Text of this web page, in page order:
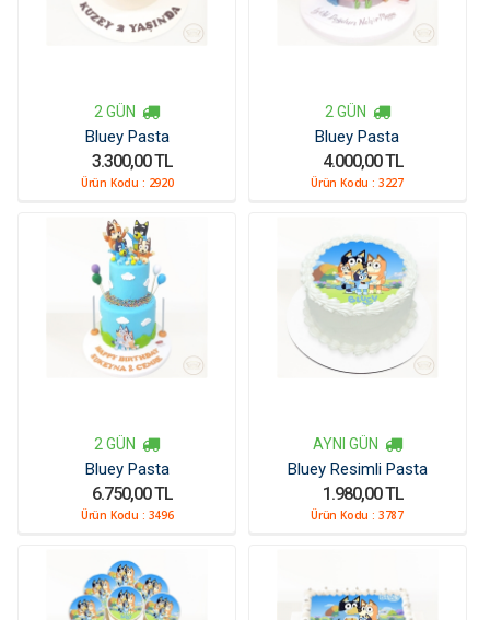
2 GÜN
Bluey Pasta
3.300,00 TL
Ürün Kodu : 2920
2 GÜN
Bluey Pasta
4.000,00 TL
Ürün Kodu : 3227
2 GÜN
Bluey Pasta
6.750,00 TL
Ürün Kodu : 3496
AYNI GÜN
Bluey Resimli Pasta
1.980,00 TL
Ürün Kodu : 3787